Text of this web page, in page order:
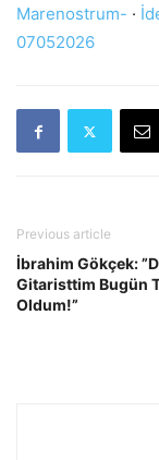
Marenostrum- ·
07052026
Previous article
İbrahim Gökçek:
Gitaristtim Bugün
Oldum!”